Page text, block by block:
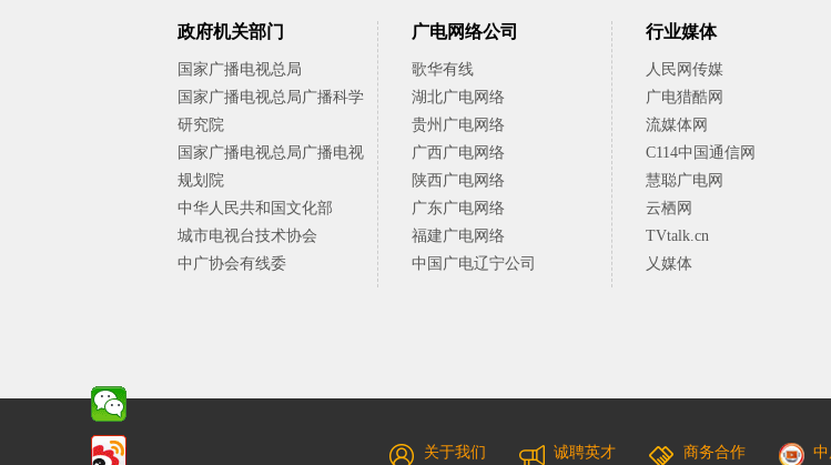
政府机关部门
国家广播电视总局
国家广播电视总局广播科学
研究院
国家广播电视总局广播电视
规划院
中华人民共和国文化部
城市电视台技术协会
中广协会有线委
广电网络公司
歌华有线
湖北广电网络
贵州广电网络
广西广电网络
陕西广电网络
广东广电网络
福建广电网络
中国广电辽宁公司
行业媒体
人民网传媒
广电猎酷网
流媒体网
C114中国通信网
慧聪广电网
云栖网
TVtalk.cn
乂媒体
关于我们 诚聘英才 商务合作